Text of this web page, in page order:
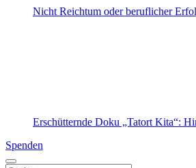
Nicht Reichtum oder beruflicher
Erschütternde Doku „Tatort Kita“:
Spenden